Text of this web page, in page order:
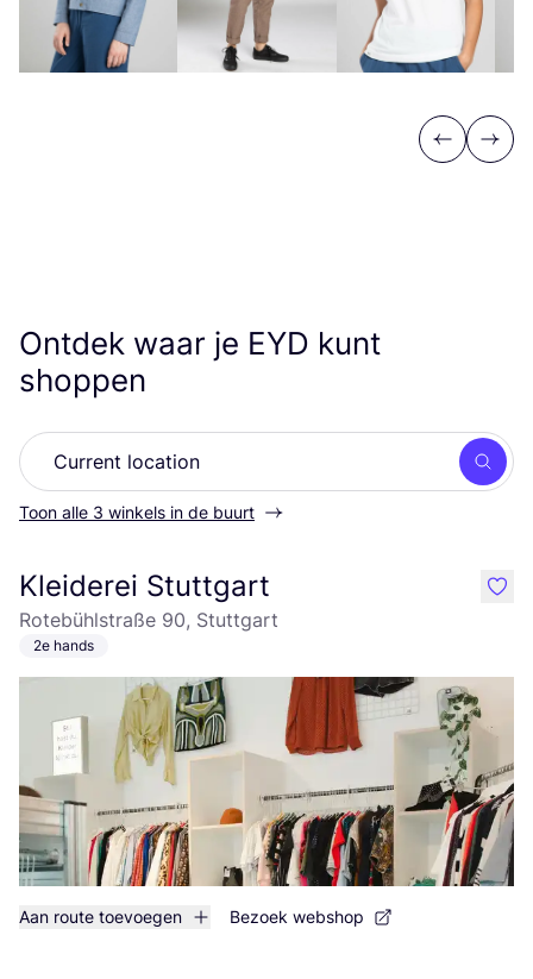
Previous
Next
Ontdek waar je EYD kunt
shoppen
Zoek
Toon alle 3 winkels in de buurt
Kleiderei Stuttgart
Rotebühlstraße 90, Stuttgart
2e hands
Aan route toevoegen Bezoek webshop
like